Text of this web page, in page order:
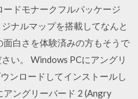
ードモナークフルパッケージ
ナルマップを搭載してなんと
白さを体験済みの方もそうで
い。 Windows PCにアングリ
ンロードしてインストールし
アングリーバード 2 (Angry